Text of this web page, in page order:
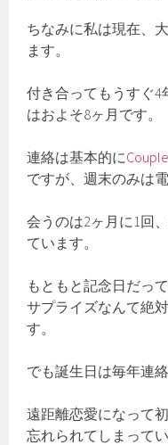
ちなみに私は現在、
ます。
付き合ってもうすぐ4
はおよそ8ヶ月です。
連絡は基本的に
ですが、週末のみは
会うのは2ヶ月に1回
ています。
もともと記念日だっ
サプライズなんて絶
す。
でも誕生日は毎年連
遠距離恋愛になって
忘れられてしまって